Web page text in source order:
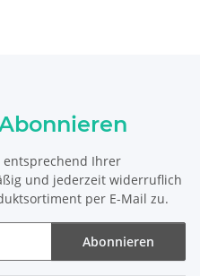
entsprechend Ihrer
und jederzeit widerruflich
per E-Mail zu.
Abonnieren